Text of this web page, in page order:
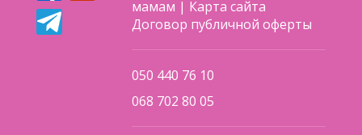
мамам | Карта сайта
Договор публичной оферты
050 440 76 10
068 702 80 05